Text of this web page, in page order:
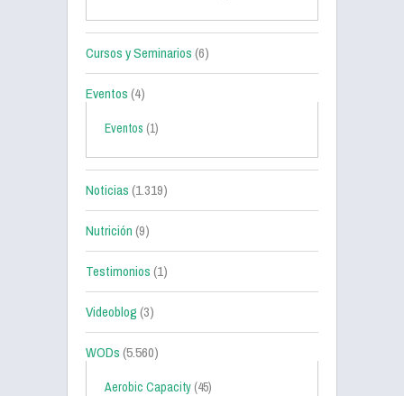
Cursos y Seminarios(6)
Eventos(4)
Eventos (1)
Noticias(1.319)
Nutrición(9)
Testimonios(1)
Videoblog(3)
WODs(5.560)
Aerobic Capacity (45)